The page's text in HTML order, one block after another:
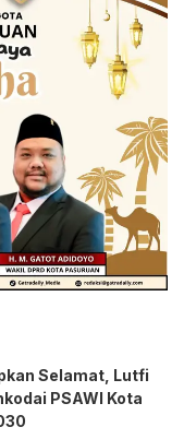
Selamat, Lutfi
PSAWI Kota